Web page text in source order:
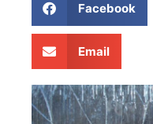
Facebook
Email